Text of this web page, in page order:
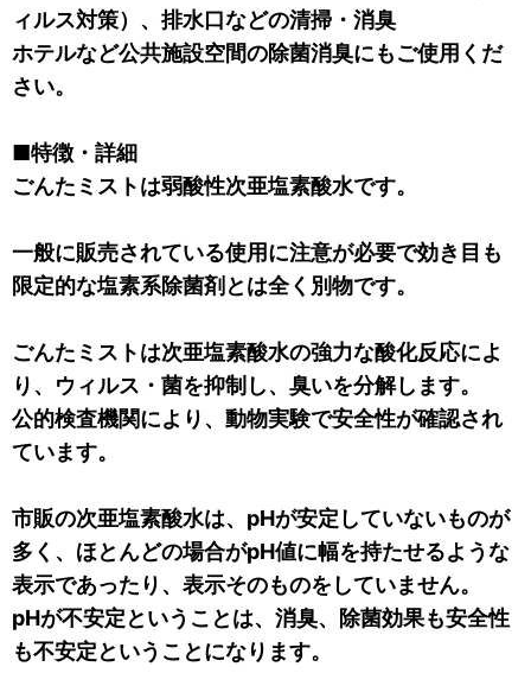
ィルス対策）、排水口などの清掃・消臭
ホテルなど公共施設空間の除菌消臭にもご使用くだ
さい。
■特徴・詳細
ごんたミストは弱酸性次亜塩素酸水です。
一般に販売されている使用に注意が必要で効き目も
限定的な塩素系除菌剤とは全く別物です。
ごんたミストは次亜塩素酸水の強力な酸化反応によ
り、ウィルス・菌を抑制し、臭いを分解します。
公的検査機関により、動物実験で安全性が確認され
ています。
市販の次亜塩素酸水は、pHが安定していないものが
多く、ほとんどの場合がpH値に幅を持たせるような
表示であったり、表示そのものをしていません。
pHが不安定ということは、消臭、除菌効果も安全性
も不安定ということになります。